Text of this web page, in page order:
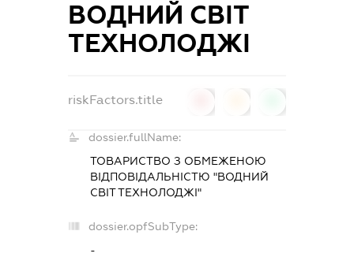
ВОДНИЙ СВІТ
ТЕХНОЛОДЖІ
riskFactors.title
dossier.fullName:
ТОВАРИСТВО З ОБМЕЖЕНОЮ
ВІДПОВІДАЛЬНІСТЮ "ВОДНИЙ
СВІТ ТЕХНОЛОДЖІ"
dossier.opfSubType:
-